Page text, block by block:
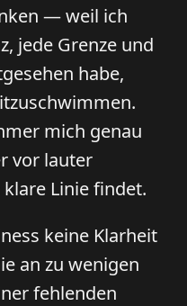
— weil ich
jede Grenze und
habe,
mich genau
vor lauter
Linie findet.
keine Klarheit
an zu wenigen
fehlenden